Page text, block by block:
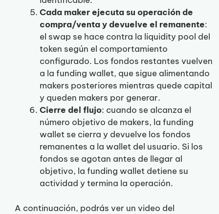
Cada maker ejecuta su operación de
compra/venta y devuelve el remanente:
el swap se hace contra la liquidity pool del
token según el comportamiento
configurado. Los fondos restantes vuelven
a la funding wallet, que sigue alimentando
makers posteriores mientras quede capital
y queden makers por generar.
Cierre del flujo: cuando se alcanza el
número objetivo de makers, la funding
wallet se cierra y devuelve los fondos
remanentes a la wallet del usuario. Si los
fondos se agotan antes de llegar al
objetivo, la funding wallet detiene su
actividad y termina la operación.
A continuación, podrás ver un video del